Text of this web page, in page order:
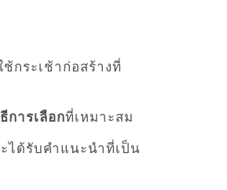
กระเช้าก่อสร้างที่
การเลือกที่เหมาะสม
ได้รับคำแนะนำที่เป็น